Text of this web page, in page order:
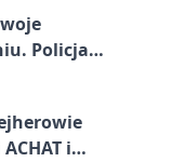
Policja
i